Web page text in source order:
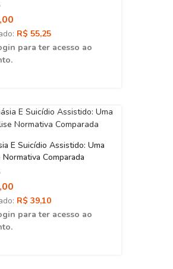
R$ 55,25
para ter acesso ao
E Suicídio Assistido: Uma
Comparada
R$ 39,10
para ter acesso ao